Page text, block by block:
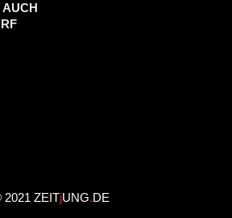
AUCH
2021 ZEITjUNG.DE